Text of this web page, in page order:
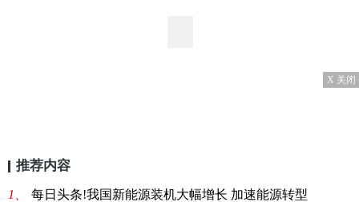
X 关闭
推荐内容
1、 每日头条!我国新能源装机大幅增长 加速能源转型